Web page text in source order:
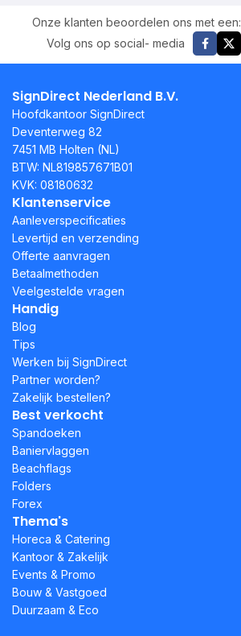
Onze klanten beoordelen ons met een:
Volg ons op social- media
SignDirect Nederland B.V.
Hoofdkantoor SignDirect
Deventerweg 82
7451 MB Holten (NL)
BTW: NL819857671B01
KVK: 08180632
Klantenservice
Aanleverspecificaties
Levertijd en verzending
Offerte aanvragen
Betaalmethoden
Veelgestelde vragen
Handig
Blog
Tips
Werken bij SignDirect
Partner worden?
Zakelijk bestellen?
Best verkocht
Spandoeken
Baniervlaggen
Beachflags
Folders
Forex
Thema's
Horeca & Catering
Kantoor & Zakelijk
Events & Promo
Bouw & Vastgoed
Duurzaam & Eco